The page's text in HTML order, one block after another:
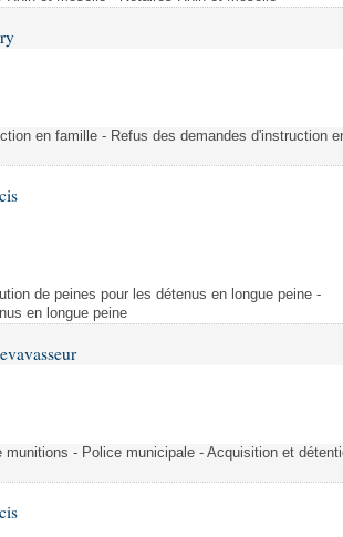
en famille - Refus des demandes d'instruction
de peines pour les détenus en longue peine -
en longue peine
- Police municipale - Acquisition et